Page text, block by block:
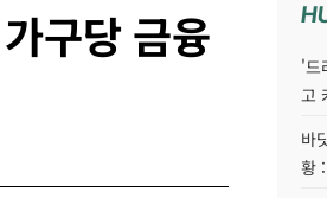
구당 금융
'드
고
바
황